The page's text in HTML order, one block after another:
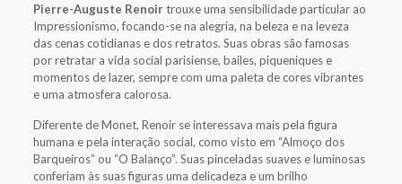
Pierre-Auguste Renoirtrouxe uma sensibilidade particular ao
Impressionismo, focando-se na alegria, na beleza e na leveza
das cenas cotidianas e dos retratos. Suas obras são famosas
por retratar a vida social parisiense, bailes, piqueniques e
momentos de lazer, sempre com uma paleta de cores vibrantes
e uma atmosfera calorosa.
Diferente de Monet, Renoir se interessava mais pela figura
humana e pela interação social, como visto em “Almoço dos
Barqueiros” ou “O Balanço”. Suas pinceladas suaves e luminosas
conferiam às suas figuras uma delicadeza e um brilho